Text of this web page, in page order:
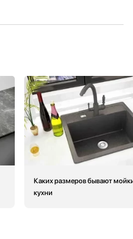
Каких размеров бывают
кухни